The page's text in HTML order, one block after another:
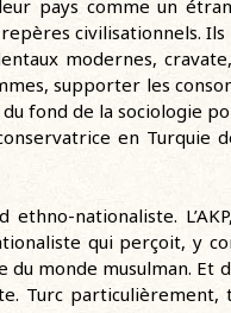
pays comme un
civilisationnels.
modernes,
supporter les
fond de la sociologie
en Turquie
ethno-nationaliste.
qui perçoit, y
monde musulman. Et
Turc particulièrement,